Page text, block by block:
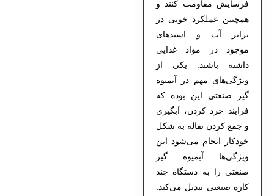
فرسایش مقاومت کنند و
همچنین عملکرد خوبی در
برابر آب و اسیدهای
موجود در مواد غذایی
داشته باشند. یکی از
ویژگی‌های مهم در آبمیوه
گیر صنعتی این بوده که
فرایند خرد کردن، آبگیری
و جمع کردن تفاله به شکل
خودکار انجام می‌شود این
ویژگی‌ها آبمیوه گیر
صنعتی را به دستگاه چند
کاره صنعتی تبدیل می‌کند.